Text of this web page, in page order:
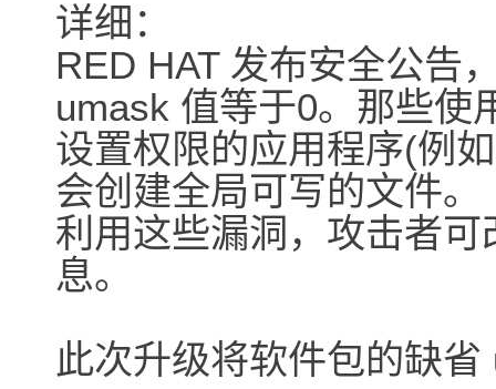
详细：
RED HAT 发布安全公告
umask 值等于0。那些使
设置权限的应用程序(例
会创建全局可写的文件。
利用这些漏洞，攻击者
息。
此次升级将软件包的缺